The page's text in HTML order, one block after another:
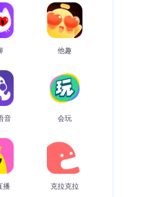
他趣
音 会玩
播 克拉克拉